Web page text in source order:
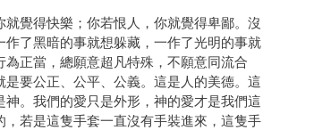
覺得快樂；你若恨人，你就覺得卑鄙。沒
了黑暗的事就想躲藏，一作了光明的事就
正當，總願意超凡特殊，不願意同流合
要公正、公平、公義。這是人的美德。這
。我們的愛只是外形，神的愛才是我們這
若是這隻手套一直沒有手裝進來，這隻手